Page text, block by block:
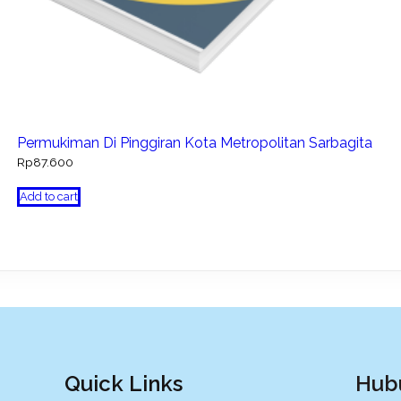
Permukiman Di Pinggiran Kota Metropolitan Sarbagita
Rp87.600
Add to cart
Quick Links